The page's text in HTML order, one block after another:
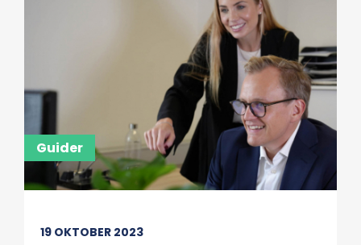
Guider
19 OKTOBER 2023